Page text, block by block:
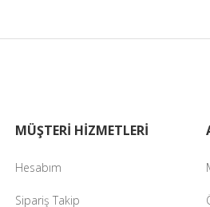
MÜŞTERİ HİZMETLERİ
Hesabım
Sipariş Takip